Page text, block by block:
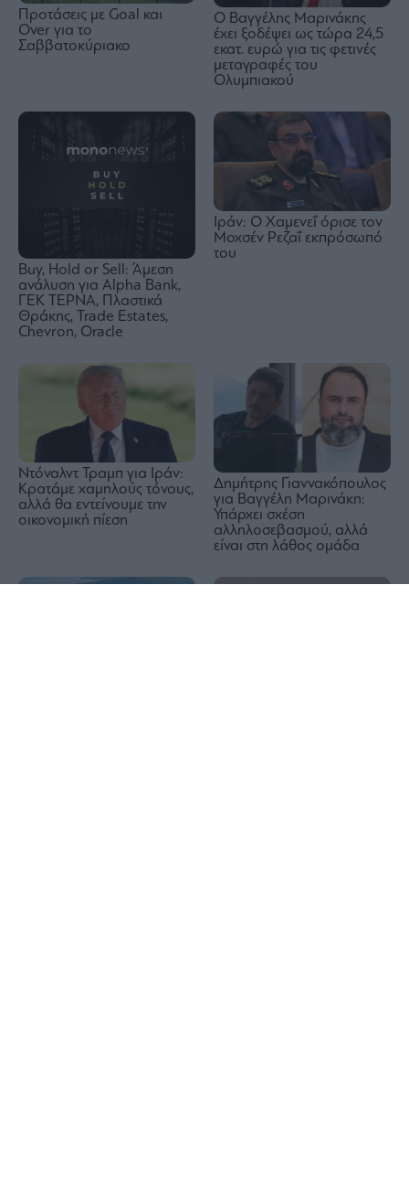
Προτάσεις με Goal και
Over για το
Σαββατοκύριακο
Ο Βαγγέλης Μαρινάκης
έχει ξοδέψει ως τώρα 24,5
εκατ. ευρώ για τις φετινές
μεταγραφές του
Ολυμπιακού
Buy, Hold or Sell: Άμεση
ανάλυση για Alpha Bank,
ΓΕΚ ΤΕΡΝΑ, Πλαστικά
Θράκης, Trade Estates,
Chevron, Oracle
Ιράν: Ο Χαμενεΐ όρισε τον
Μοχσέν Ρεζαΐ εκπρόσωπό
του
Ντόναλντ Τραμπ για Ιράν:
Κρατάμε χαμηλούς τόνους,
αλλά θα εντείνουμε την
οικονομική πίεση
Δημήτρης Γιαννακόπουλος
για Βαγγέλη Μαρινάκη:
Υπάρχει σχέση
αλληλοσεβασμού, αλλά
είναι στη λάθος ομάδα